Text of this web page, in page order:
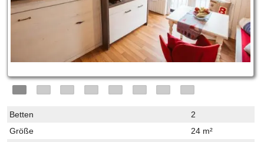
Betten
2
Größe
24 m²